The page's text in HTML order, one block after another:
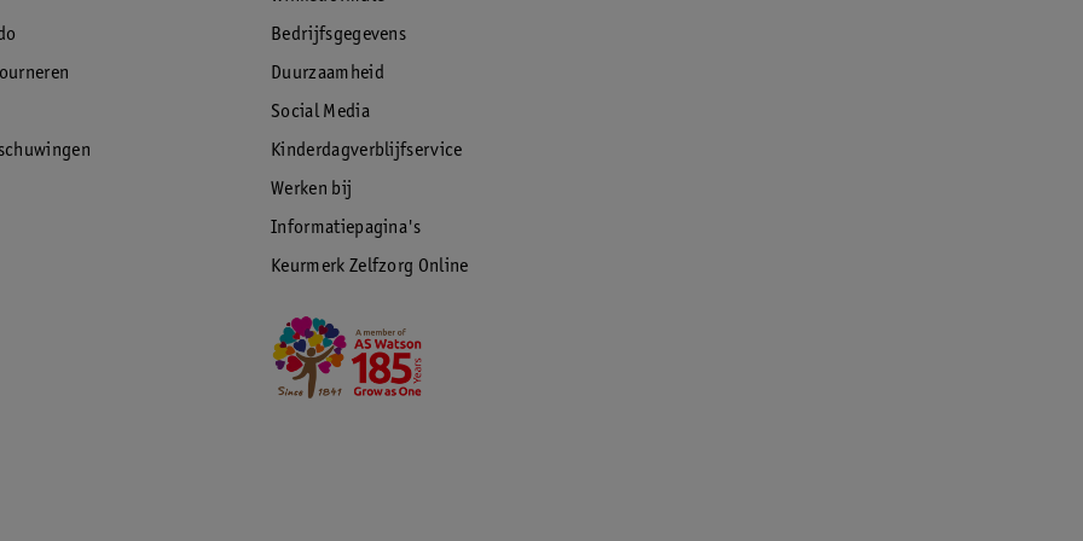
Dankzij het uitneembare ontwerp
basmati- of volkorenrijst. Je hoeft de
geniet je elke keer van een consistent
Bedrijfsgegevens
Duurzaamheid
Social Media
Kinderdagverblijfservice
Werken bij
Informatiepagina's
Keurmerk Zelfzorg Online